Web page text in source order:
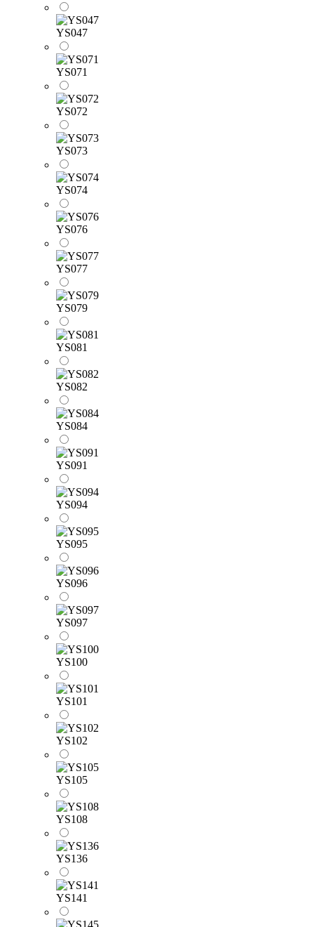
YS047
YS071
YS072
YS073
YS074
YS076
YS077
YS079
YS081
YS082
YS084
YS091
YS094
YS095
YS096
YS097
YS100
YS101
YS102
YS105
YS108
YS136
YS141